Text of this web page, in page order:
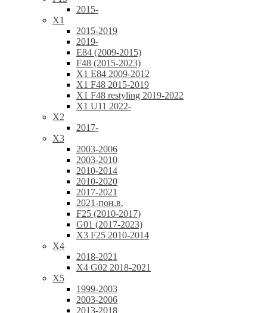
2015-
X1
2015-2019
2019-
E84 (2009-2015)
F48 (2015-2023)
X1 E84 2009-2012
X1 F48 2015-2019
X1 F48 restyling 2019-2022
X1 U11 2022-
X2
2017-
X3
2003-2006
2003-2010
2010-2014
2010-2020
2017-2021
2021-пон.в.
F25 (2010-2017)
G01 (2017-2023)
X3 F25 2010-2014
X4
2018-2021
X4 G02 2018-2021
X5
1999-2003
2003-2006
2013-2018